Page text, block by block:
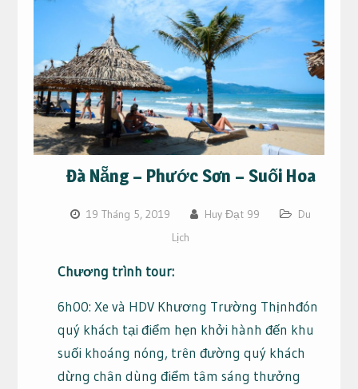
Đà Nẵng – Phước Sơn – Suối Hoa
19 Tháng 5, 2019 Huy Đạt 99
Du
Lịch
Chương trình tour:
6h00: Xe và HDV Khương Trường Thịnhđón
quý khách tại điểm hẹn khởi hành đến khu
suối khoáng nóng, trên đường quý khách
dừng chân dùng điểm tâm sáng thưởng